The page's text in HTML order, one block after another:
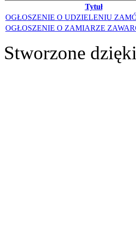
Tytuł
OGŁOSZENIE O UDZIELENIU
OGŁOSZENIE O ZAMIARZE
Stworzone dzięki